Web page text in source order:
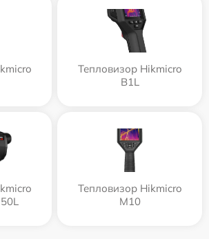
Тепловизор Hikmicro
B1L
Тепловизор Hikmicro
M10